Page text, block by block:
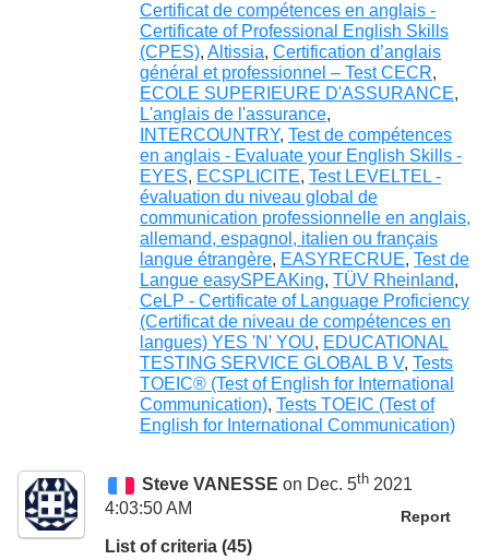
Certificat de compétences en anglais -
Certificate of Professional English Skills
(CPES), Altissia, Certification d’anglais
général et professionnel – Test CECR,
ECOLE SUPERIEURE D'ASSURANCE,
L'anglais de l'assurance,
INTERCOUNTRY, Test de compétences
en anglais - Evaluate your English Skills -
EYES, ECSPLICITE, Test LEVELTEL -
évaluation du niveau global de
communication professionnelle en anglais,
allemand, espagnol, italien ou français
langue étrangère, EASYRECRUE, Test de
Langue easySPEAKing, TÜV Rheinland,
CeLP - Certificate of Language Proficiency
(Certificat de niveau de compétences en
langues) YES 'N' YOU, EDUCATIONAL
TESTING SERVICE GLOBAL B V, Tests
TOEIC® (Test of English for International
Communication), Tests TOEIC (Test of
English for International Communication)
Steve VANESSE on Dec. 5th 2021
4:03:50 AM
Report
List of criteria (45)